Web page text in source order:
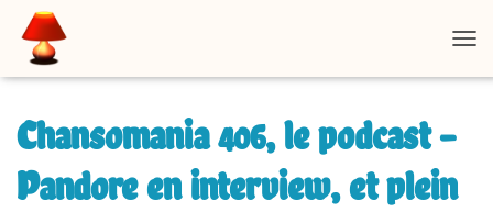
É
Chansomania 406, le podcast –
Pandore en interview, et plein